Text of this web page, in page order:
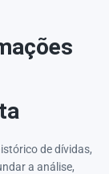
de dívidas,
a análise,